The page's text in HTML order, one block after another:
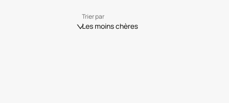
Trier par
Les moins chères